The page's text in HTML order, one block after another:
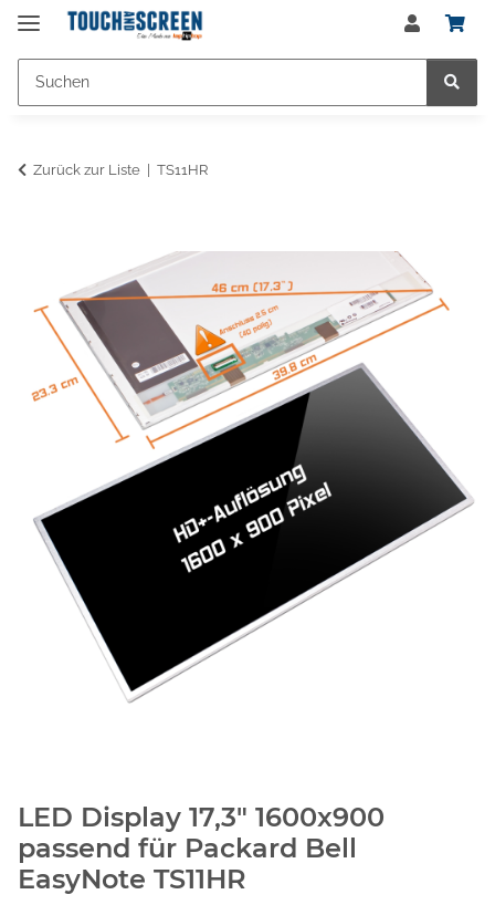
Zurück zur Liste TS11HR
LED Display 17,3" 1600x900
passend für Packard Bell
EasyNote TS11HR